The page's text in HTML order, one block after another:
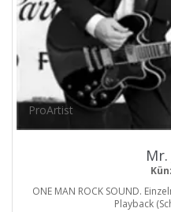
ProArtist
Mr.
ONE MAN ROCK SOUND.
Playback